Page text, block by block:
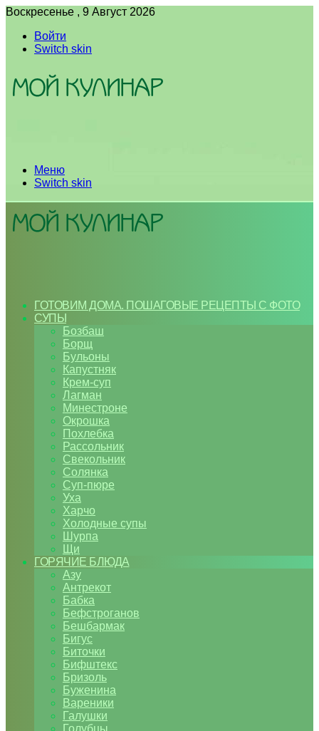
Воскресенье , 9 Август 2026
Войти
Switch skin
Меню
Switch skin
ГОТОВИМ ДОМА. ПОШАГОВЫЕ РЕЦЕПТЫ С ФОТО
СУПЫ
Бозбаш
Борщ
Бульоны
Капустняк
Крем-суп
Лагман
Минестроне
Окрошка
Похлебка
Рассольник
Свекольник
Солянка
Суп-пюре
Уха
Харчо
Холодные супы
Шурпа
Щи
ГОРЯЧИЕ БЛЮДА
Азу
Антрекот
Бабка
Бефстроганов
Бешбармак
Бигус
Биточки
Бифштекс
Бризоль
Буженина
Вареники
Галушки
Голубцы